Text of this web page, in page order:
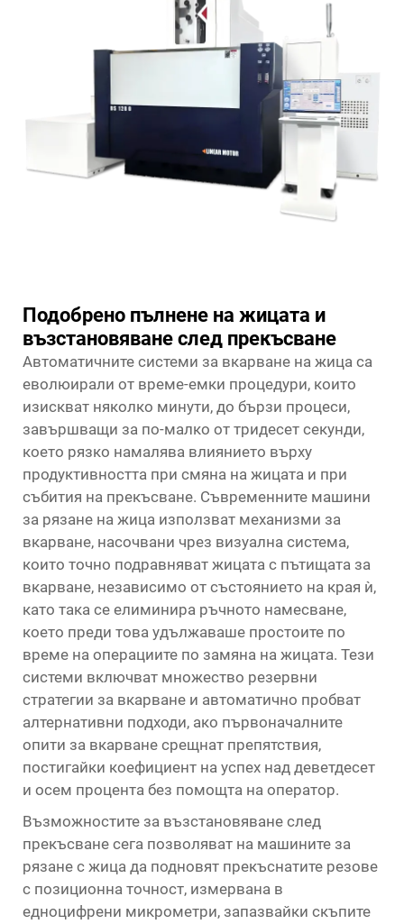
Подобрено пълнене на жицата и
възстановяване след прекъсване
Автоматичните системи за вкарване на жица са
еволюирали от време-емки процедури, които
изискват няколко минути, до бързи процеси,
завършващи за по-малко от тридесет секунди,
което рязко намалява влиянието върху
продуктивността при смяна на жицата и при
събития на прекъсване. Съвременните машини
за рязане на жица използват механизми за
вкарване, насочвани чрез визуална система,
които точно подравняват жицата с пътищата за
вкарване, независимо от състоянието на края ѝ,
като така се елиминира ръчното намесване,
което преди това удължаваше простоите по
време на операциите по замяна на жицата. Тези
системи включват множество резервни
стратегии за вкарване и автоматично пробват
алтернативни подходи, ако първоначалните
опити за вкарване срещнат препятствия,
постигайки коефициент на успех над деветдесет
и осем процента без помощта на оператор.
Възможностите за възстановяване след
прекъсване сега позволяват на машините за
рязане с жица да подновят прекъснатите резове
с позиционна точност, измервана в
едноцифрени микрометри, запазвайки скъпите